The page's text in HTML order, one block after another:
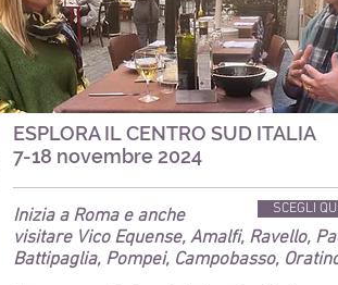
ESPLORA IL CENTRO SUD ITALIA
7-18 novembre 2024
Inizia a Roma e anche
visitare Vico Equense, Amalfi, Ravello,
Battipaglia, Pompei, Campobasso,
SCEGLI